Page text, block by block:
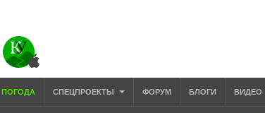
ПОГОДА СПЕЦПРОЕКТЫ ФОРУМ БЛОГИ ВИДЕО